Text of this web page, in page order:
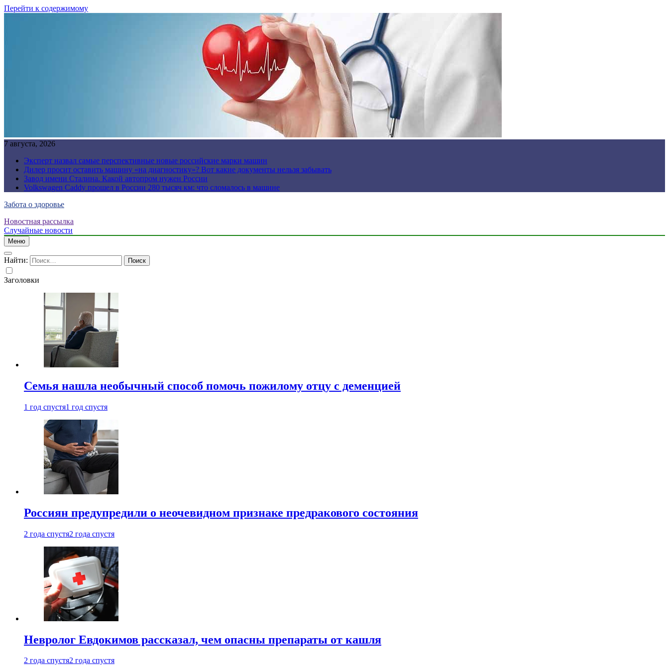
Перейти к содержимому
7 августа, 2026
Эксперт назвал самые перспективные новые российские марки машин
Дилер просит оставить машину «на диагностику»? Вот какие документы нельзя забывать
Завод имени Сталина. Какой автопром нужен России
Volkswagen Caddy прошел в России 280 тысяч км: что сломалось в машине
Забота о здоровье
Новостная рассылка
Случайные новости
Меню
Найти:
Заголовки
Семья нашла необычный способ помочь пожилому отцу с деменцией
1 год спустя1 год спустя
Россиян предупредили о неочевидном признаке предракового состояния
2 года спустя2 года спустя
Невролог Евдокимов рассказал, чем опасны препараты от кашля
2 года спустя2 года спустя